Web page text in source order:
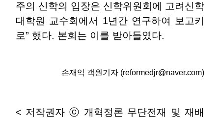
주의 신학의 입장은 신학위원회에 고려신학
대학원 교수회에서 1년간 연구하여 보고키
로” 했다. 본회는 이를 받아들였다.
손재익 객원기자 (reformedjr@naver.com)
< 저작권자 ⓒ 개혁정론 무단전재 및 재배